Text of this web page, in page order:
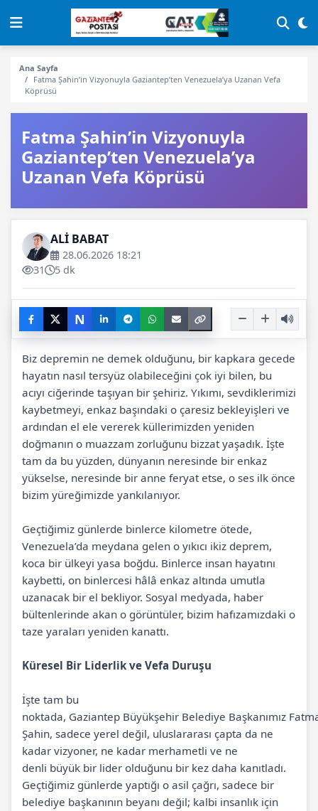
Ana Sayfa
Fatma Şahin’in Vizyonuyla Gaziantep’ten Venezuela’ya Uzanan Vefa
Köprüsü
Fatma Şahin’in Vizyonuyla
Gaziantep’ten Venezuela’ya
Uzanan Vefa Köprüsü
ALİ BABAT
28.06.2026 18:21
31
5 dk
N
Biz depremin ne demek olduğunu, bir kapkara gecede
hayatın nasıl tersyüz olabileceğini çok iyi bilen, bu
acıyı ciğerinde taşıyan bir şehiriz. Yıkımı, sevdiklerimizi
kaybetmeyi, enkaz başındaki o çaresiz bekleyişleri ve
ardından el ele vererek küllerimizden yeniden
doğmanın o muazzam zorluğunu bizzat yaşadık. İşte
tam da bu yüzden, dünyanın neresinde bir enkaz
yükselse, neresinde bir anne feryat etse, o ses ilk önce
bizim yüreğimizde yankılanıyor.
Geçtiğimiz günlerde binlerce kilometre ötede,
Venezuela’da meydana gelen o yıkıcı ikiz deprem,
koca bir ülkeyi yasa boğdu. Binlerce insan hayatını
kaybetti, on binlercesi hâlâ enkaz altında umutla
uzanacak bir el bekliyor. Sosyal medyada, haber
bültenlerinde akan o görüntüler, bizim hafızamızdaki o
taze yaraları yeniden kanattı.
Küresel Bir Liderlik ve Vefa Duruşu
İşte tam bu
noktada, Gaziantep Büyükşehir Belediye Başkanımız
Şahin, sadece yerel değil, uluslararası çapta da ne
kadar vizyoner, ne kadar merhametli ve ne
denli büyük bir lider olduğunu bir kez daha kanıtladı.
Geçtiğimiz günlerde yaptığı o asil çağrı, sadece bir
belediye başkanının beyanı değil; kalbi insanlık için